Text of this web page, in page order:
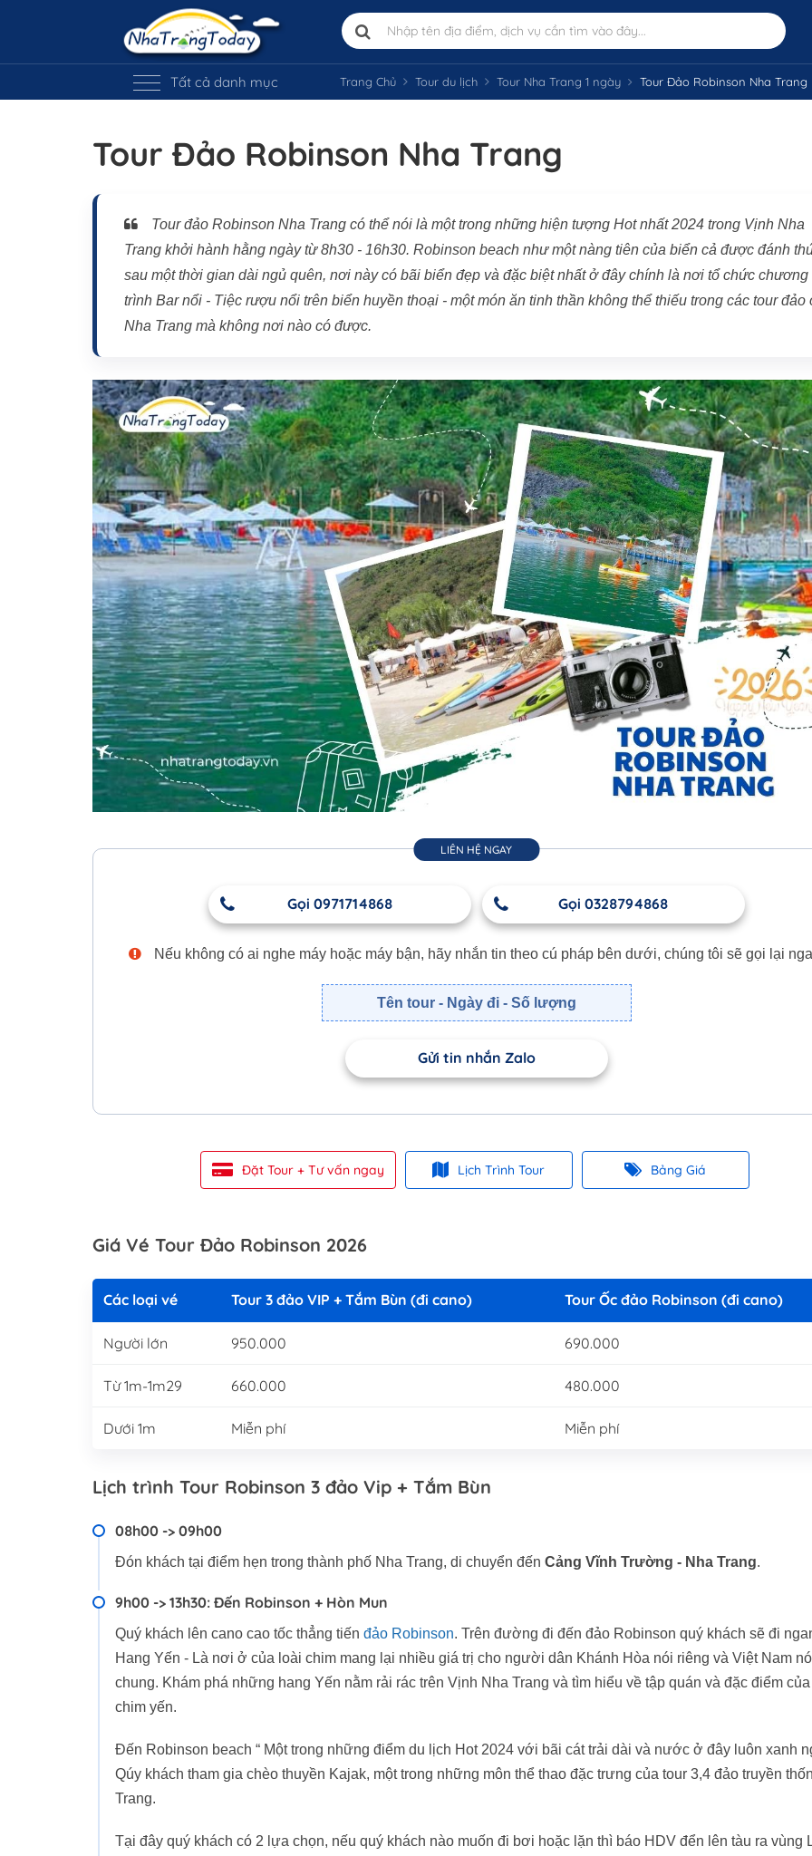
Tất cả danh mục Trang Chủ Tour du lịch Tour Nha Trang 1 ngày Tour Đảo Robinson Nha Trang
Tour Đảo Robinson Nha Trang
Tour đảo Robinson Nha Trang có thể nói là một trong những hiện tượng Hot nhất 2024 trong Vịnh Nha
Trang khởi hành hằng ngày từ 8h30 - 16h30. Robinson beach như một nàng tiên của biển cả được đánh
sau một thời gian dài ngủ quên, nơi này có bãi biển đẹp và đặc biệt nhất ở đây chính là nơi tổ chức chương
trình Bar nổi - Tiệc rượu nổi trên biển huyền thoại - một món ăn tinh thần không thể thiếu trong các tour đảo
Nha Trang mà không nơi nào có được.
LIÊN HỆ NGAY
Gọi 0971714868 Gọi 0328794868
Nếu không có ai nghe máy hoặc máy bận, hãy nhắn tin theo cú pháp bên dưới, chúng tôi sẽ gọi lại
Tên tour - Ngày đi - Số lượng
Gửi tin nhắn Zalo
Đặt Tour + Tư vấn ngay Lịch Trình Tour Bảng Giá
Giá Vé Tour Đảo Robinson 2026
Các loại vé Tour 3 đảo VIP + Tắm Bùn (đi cano) Tour Ốc đảo Robinson (đi cano)
Người lớn 950.000 690.000
Từ 1m-1m29 660.000 480.000
Dưới 1m Miễn phí Miễn phí
Lịch trình Tour Robinson 3 đảo Vip + Tắm Bùn
08h00 -> 09h00
Đón khách tại điểm hẹn trong thành phố Nha Trang, di chuyển đến Cảng Vĩnh Trường - Nha Trang.
9h00 -> 13h30: Đến Robinson + Hòn Mun
Quý khách lên cano cao tốc thẳng tiến đảo Robinson. Trên đường đi đến đảo Robinson quý khách sẽ đi
Hang Yến - Là nơi ở của loài chim mang lại nhiều giá trị cho người dân Khánh Hòa nói riêng và Việt Nam
chung. Khám phá những hang Yến nằm rải rác trên Vịnh Nha Trang và tìm hiểu về tập quán và đặc điểm
chim yến.
Đến Robinson beach “ Một trong những điểm du lịch Hot 2024 với bãi cát trải dài và nước ở đây luôn xanh
Qúy khách tham gia chèo thuyền Kajak, một trong những môn thể thao đặc trưng của tour 3,4 đảo truyền
Trang.
Tại đây quý khách có 2 lựa chọn, nếu quý khách nào muốn đi bơi hoặc lặn thì báo HDV đển lên tàu ra vùng
Vị trí trên bản đồ